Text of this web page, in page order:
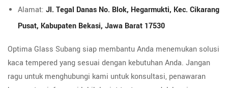
Alamat: Jl. Tegal Danas No. Blok, Hegarmukti, Kec. Cikarang
Pusat, Kabupaten Bekasi, Jawa Barat 17530
Optima Glass Subang siap membantu Anda menemukan solusi
kaca tempered yang sesuai dengan kebutuhan Anda. Jangan
ragu untuk menghubungi kami untuk konsultasi, penawaran